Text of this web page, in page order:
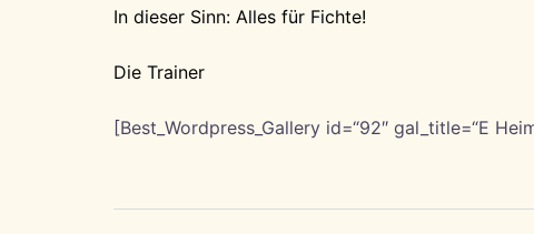
In dieser Sinn: Alles für Fichte!
Die Trainer
[Best_Wordpress_Gallery id=“92″ gal_title=“E
Beitragsnavigation